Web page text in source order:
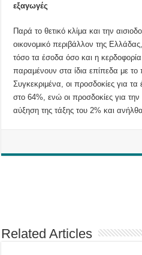
εξαγωγές
Παρά το θετικό κλίμα και την
οικονομικό περιβάλλον της Ελλάδας,
τόσο τα έσοδα όσο και η κερδοφορία
παραμένουν στα ίδια επίπεδα με το
Συγκεκριμένα, οι προσδοκίες για
στο 64%, ενώ οι προσδοκίες για
αύξηση της τάξης του 2% και
Related Articles